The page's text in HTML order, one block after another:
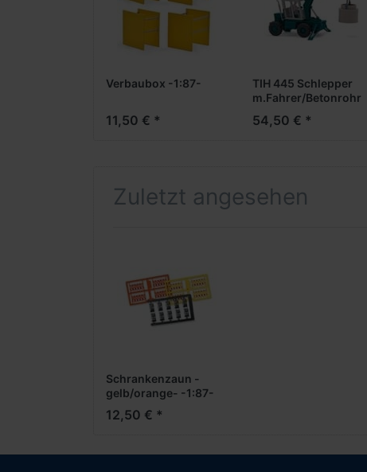
Verbaubox -1:87-
11,50 € *
TIH 445 Schlepper
m.Fahrer/Betonrohr
54,50 € *
Zuletzt angesehen
Schrankenzaun -
gelb/orange- -1:87-
12,50 € *